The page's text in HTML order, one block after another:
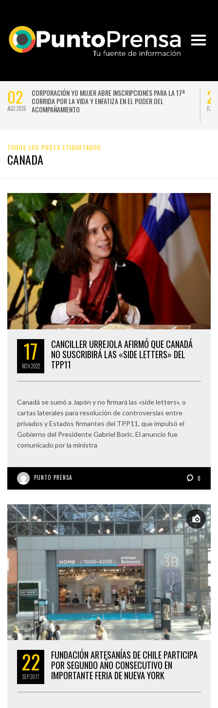
02
AGO 2026
CORPORACIÓN YO MUJER ABRE INSCRIPCIONES PARA LA 17ª
CORRIDA POR LA VIDA Y ENFATIZA EN EL PODER DEL
ACOMPAÑAMIENTO
JUL
TODOS LOS POSTS ETIQUETADOS
CANADA
17
NOV2022
CANCILLER URREJOLA AFIRMÓ QUE CANADÁ
NO SUSCRIBIRÁ LAS «SIDE LETTERS» DEL
TPP11
Canadá se sumó a Japón y no firmará las «side letters», o
cartas laterales para resolución de controversias entre
privados y Estados firmantes del TPP11, que impulsó el
Gobierno del Presidente Gabriel Boric. El anuncio fue
comunicado por la ministra
PUNTO PRENSA 0
22
SEP2017
FUNDACIÓN ARTESANÍAS DE CHILE PARTICIPA
POR SEGUNDO AÑO CONSECUTIVO EN
IMPORTANTE FERIA DE NUEVA YORK